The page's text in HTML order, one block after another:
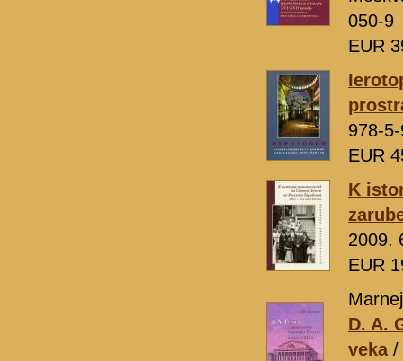
050-9
EUR
978-
EUR
K
2009.
EUR
D. A.
veka/